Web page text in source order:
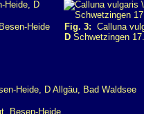
Heide
Fig. 3: Calluna
D Schwetzingen
Besen-Heide